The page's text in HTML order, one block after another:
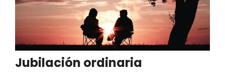
Jubilación ordinaria